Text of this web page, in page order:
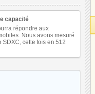
capacité
répondre aux
Nous avons mesuré
cette fois en 512